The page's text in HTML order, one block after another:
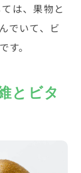
は、果物と
でいて、ビ
。
とビタ